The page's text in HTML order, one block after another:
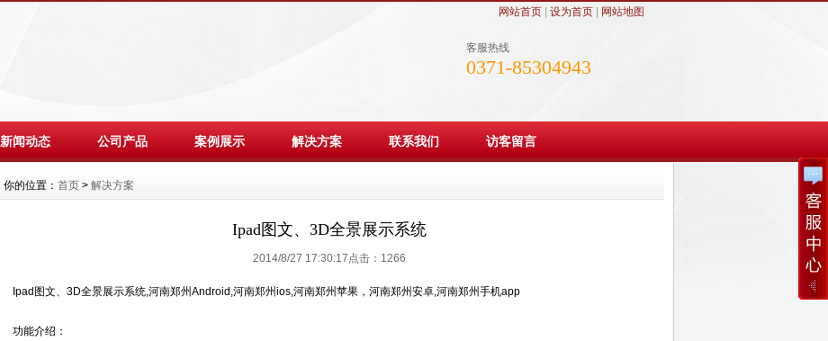
网站首页| 设为首页| 网站地图
客服热线
0371-85304943
新闻动态 公司产品 案例展示 解决方案 联系我们 访客留言
你的位置： 首页 > 解决方案
Ipad图文、3D全景展示系统
2014/8/27 17:30:17点击： 1266
Ipad图文、3D全景展示系统,河南郑州Android,河南郑州ios,河南郑州苹果，河南郑州安卓,河南郑州手机app
功能介绍：